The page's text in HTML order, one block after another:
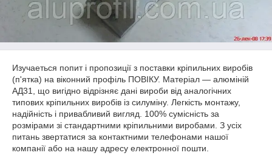
Изучаеться попит і пропозиції з поставки кріпильних виробів
(п'ятка) на віконний профіль ПОВІКУ. Матеріал — алюміній
АД31, що вигідно відрізняє дані вироби від аналогічних
типових кріпильних виробів із силуміну. Легкість монтажу,
надійність і привабливий вигляд. 100% сумісність за
розмірами зі стандартними кріпильними виробами. З усіх
питань звертатися за контактними телефонами нашої
компанії або на нашу адресу електронної пошти.